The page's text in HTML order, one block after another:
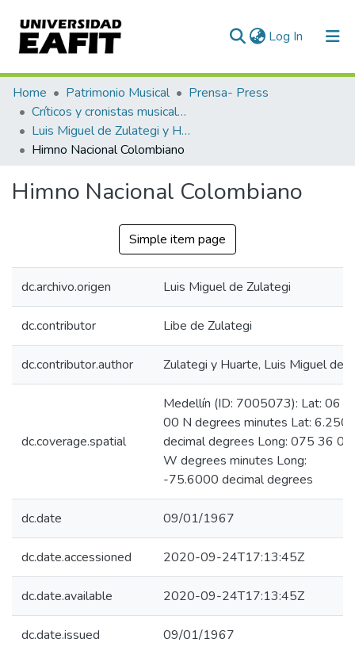
Log In (current)
Communities & Collections
All of DSpace
Statistics
Home Patrimonio Musical
Prensa- Press
Críticos y cronistas musicales
Luis Miguel de Zulategi y Huarte
Himno Nacional Colombiano
Himno Nacional Colombiano
Simple item page
dc.archivo.origen Luis Miguel de Zulategi
dc.contributor Libe de Zulategi
dc.contributor.author Zulategi y Huarte, Luis Miguel de
dc.coverage.spatial
Medellín (ID: 7005073): Lat: 06
00 N degrees minutes Lat:
decimal degrees Long: 075 36 00
W degrees minutes Long:
-75.6000 decimal degrees
dc.date 09/01/1967
dc.date.accessioned 2020-09-24T17:13:45Z
dc.date.available 2020-09-24T17:13:45Z
dc.date.issued 09/01/1967